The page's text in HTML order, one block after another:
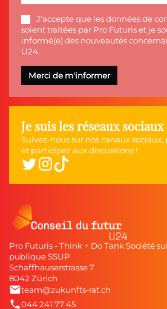
J'accepte que les données de
soient traitées par Pro Futuris et je
informé(e) des nouveautés
U24.
Je suis les réseaux sociaux
Suivez-nous sur nos canaux
et participez aux discussions !
Pro Futuris - Think + Do Tank Société
publique SSUP
Schaffhauserstrasse 7
8042 Zürich
team@zukunfts-rat.ch
044 241 77 45